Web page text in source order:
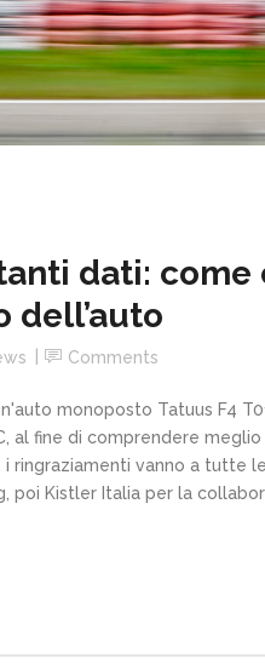
dati: come
dell’auto
Comments
monoposto Tatuus F4
al fine di comprendere
i ringraziamenti vanno a tutte
poi Kistler Italia per la